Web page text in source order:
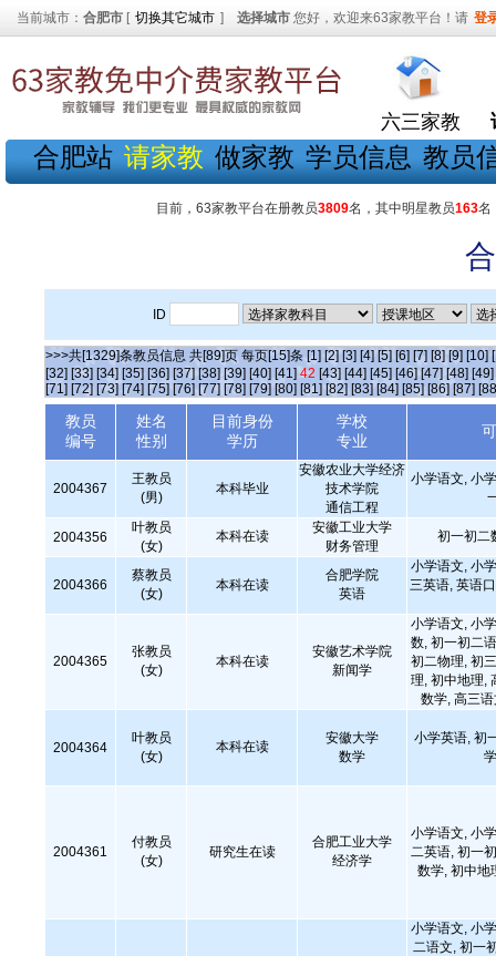
当前城市： 合肥市 [ 切换其它城市 ] 选择城市 您好，欢迎来63家教平台！请 登
六三家教
合肥站 请家教 做家教 学员信息 教员
目前，63家教平台在册教员3809名，其中明星教员163名
ID
>>>共[1329]条教员信息 共[89]页 每页[15]条 [1] [2] [3] [4] [5] [6] [7] [8] [9] [10]
[32] [33] [34] [35] [36] [37] [38] [39] [40] [41] 42 [43] [44] [45] [46] [47] [48] [49]
[71] [72] [73] [74] [75] [76] [77] [78] [79] [80] [81] [82] [83] [84] [85] [86] [87]
教员
编号
姓名
性别
目前身份
学历
学校
专业
2004367
王教员
(男)
本科毕业
安徽农业大学经济
技术学院
通信工程
小学语文, 小
2004356
叶教员
(女)
本科在读
安徽工业大学
财务管理
初一初二
2004366
蔡教员
(女)
本科在读
合肥学院
英语
小学语文, 小
三英语, 英语
2004365
张教员
(女)
本科在读
安徽艺术学院
新闻学
小学语文, 小
数, 初一初二
初二物理, 初
理, 初中地理,
数学, 高三
2004364
叶教员
(女)
本科在读
安徽大学
数学
小学英语, 初
2004361
付教员
(女)
研究生在读
合肥工业大学
经济学
小学语文, 小
二英语, 初一
数学, 初中地
小学语文, 小
二语文, 初一